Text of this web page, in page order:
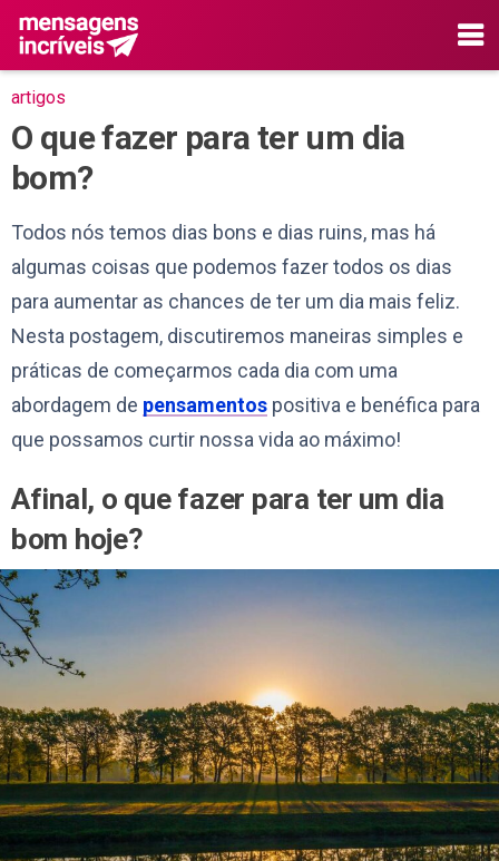
artigos
O que fazer para ter um dia
bom?
Todos nós temos dias bons e dias ruins, mas há
algumas coisas que podemos fazer todos os dias
para aumentar as chances de ter um dia mais feliz.
Nesta postagem, discutiremos maneiras simples e
práticas de começarmos cada dia com uma
abordagem de pensamentos positiva e benéfica para
que possamos curtir nossa vida ao máximo!
Afinal, o que fazer para ter um dia
bom hoje?